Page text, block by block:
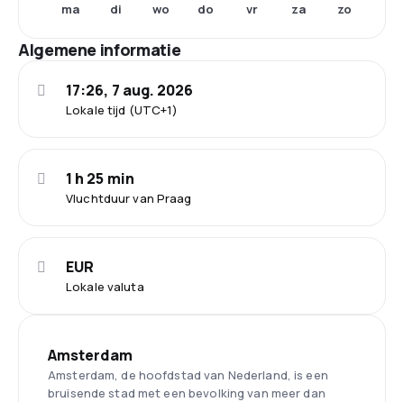
ma di wo do vr za zo
Algemene informatie
Lokale tijd (UTC+1)
17:26, 7 aug. 2026
Vluchtduur van Praag
1 h 25 min
Lokale valuta
EUR
Amsterdam
Amsterdam, de hoofdstad van Nederland, is een
bruisende stad met een bevolking van meer dan